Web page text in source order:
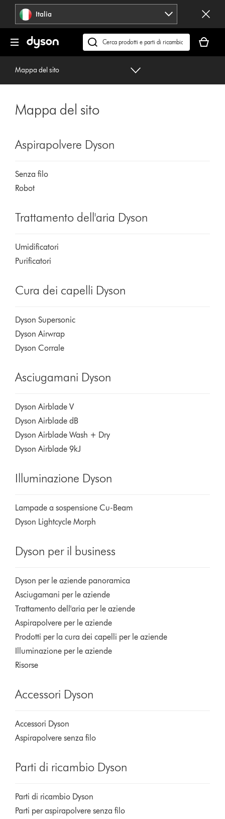
navigazione Italia
Cerca
su
carrello
è
Mappa del sito
Mappa del sito
Aspirapolvere Dyson
Senza filo
Robot
Trattamento dell'aria Dyson
Umidificatori
Purificatori
Cura dei capelli Dyson
Dyson Supersonic
Dyson Airwrap
Dyson Corrale
Asciugamani Dyson
Dyson Airblade V
Dyson Airblade dB
Dyson Airblade Wash + Dry
Dyson Airblade 9kJ
Illuminazione Dyson
Lampade a sospensione Cu-Beam
Dyson Lightcycle Morph
Dyson per il business
Dyson per le aziende panoramica
Asciugamani per le aziende
Trattamento dell'aria per le aziende
Aspirapolvere per le aziende
Prodotti per la cura dei capelli per le aziende
Illuminazione per le aziende
Risorse
Accessori Dyson
Accessori Dyson
Aspirapolvere senza filo
Parti di ricambio Dyson
Parti di ricambio Dyson
Parti per aspirapolvere senza filo